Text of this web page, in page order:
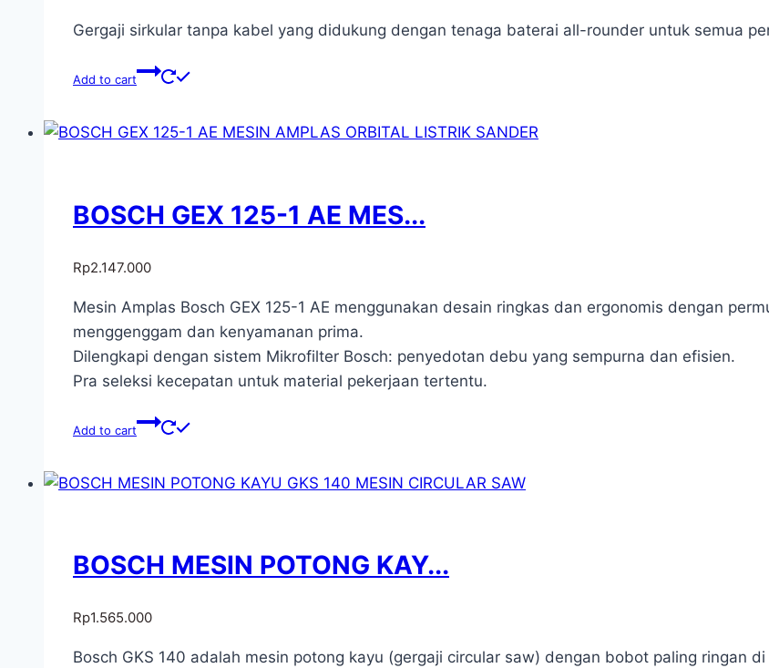
Gergaji sirkular tanpa kabel yang didukung dengan tenaga baterai all-rounder untuk semua
Add to cart
BOSCH GEX 125-1 AE MES...
Rp2.147.000
Mesin Amplas Bosch GEX 125-1 AE menggunakan desain ringkas dan ergonomis dengan
menggenggam dan kenyamanan prima.
Dilengkapi dengan sistem Mikrofilter Bosch: penyedotan debu yang sempurna dan efisien.
Pra seleksi kecepatan untuk material pekerjaan tertentu.
Add to cart
BOSCH MESIN POTONG KAY...
Rp1.565.000
Bosch GKS 140 adalah mesin potong kayu (gergaji circular saw) dengan bobot paling ringan